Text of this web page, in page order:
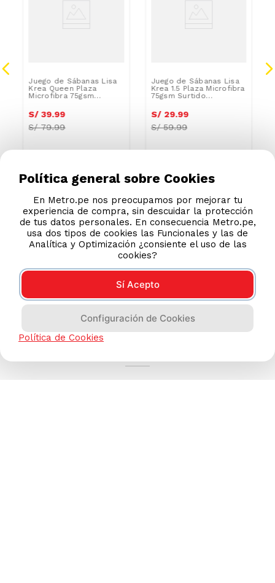
Juego de Sábanas Lisa
Krea Queen Plaza
Microfibra 75gsm
S/ 39.99
S/79.99
Juego de Sábanas Lisa
Krea 1.5 Plaza Microfibra
75gsm Surtido
S/ 29.99
S/59.99
AYUDA CALLCENTER
Política general sobre Cookies
En Metro.pe nos preocupamos por mejorar tu
experiencia de compra, sin descuidar la protección
de tus datos personales. En consecuencia Metro.pe,
usa dos tipos de cookies las Funcionales y las de
Analítica y Optimización ¿consiente el uso de las
cookies?
Sí Acepto
Configuración de Cookies
Política de Cookies